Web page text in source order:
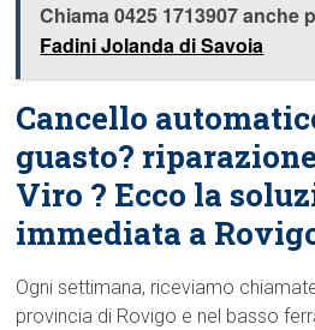
Chiama 0425 1713907 anche
Fadini Jolanda di Savoia
Cancello
guasto?
Viro ? Ecco la
immediata a
Ogni settimana, riceviamo
provincia di Rovigo e nel basso